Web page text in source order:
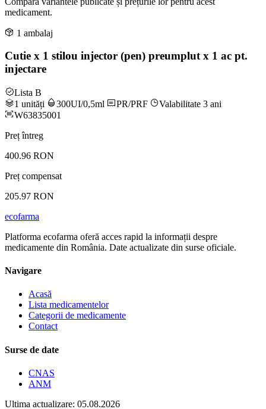
medicament.
1 ambalaj
Cutie x 1 stilou injector (pen) preumplut x 1 ac pt.
injectare
Lista B
1 unități
300UI/0,5ml PR/PRF
Valabilitate 3 ani
W63835001
Preț întreg
400.96 RON
Preț compensat
205.97 RON
ecofarma
Platforma ecofarma oferă acces rapid la informații despre
medicamente din România. Date actualizate din surse oficiale.
Navigare
Acasă
Lista medicamentelor
Categorii de medicamente
Contact
Surse de date
CNAS
ANM
Ultima actualizare: 05.08.2026